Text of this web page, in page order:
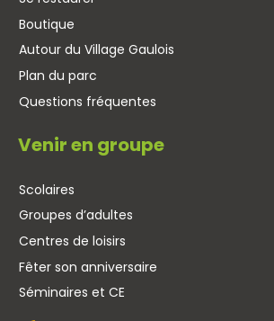
Boutique
Autour du Village Gaulois
Plan du parc
Questions fréquentes
Venir en groupe
Scolaires
Groupes d’adultes
Centres de loisirs
Fêter son anniversaire
Séminaires et CE